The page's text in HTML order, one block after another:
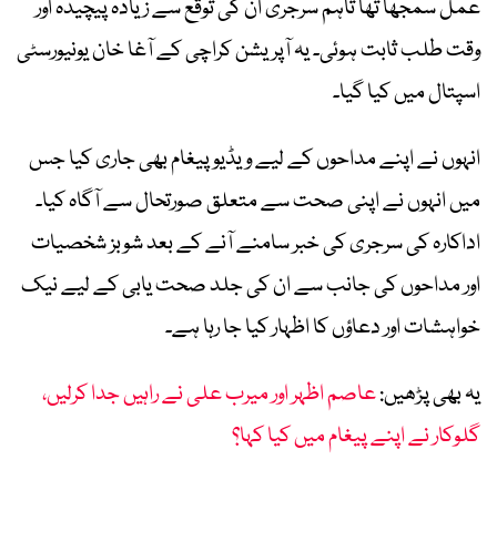
عمل سمجھا تھا تاہم سرجری ان کی توقع سے زیادہ پیچیدہ اور
وقت طلب ثابت ہوئی۔ یہ آپریشن کراچی کے آغا خان یونیورسٹی
اسپتال میں کیا گیا۔
انہوں نے اپنے مداحوں کے لیے ویڈیو پیغام بھی جاری کیا جس
میں انہوں نے اپنی صحت سے متعلق صورتحال سے آگاہ کیا۔
اداکارہ کی سرجری کی خبر سامنے آنے کے بعد شوبز شخصیات
اور مداحوں کی جانب سے ان کی جلد صحت یابی کے لیے نیک
خواہشات اور دعاؤں کا اظہار کیا جا رہا ہے۔
یہ بھی پڑھیں:عاصم اظہر اور میرب علی نے راہیں جدا کرلیں،
گلوکار نے اپنے پیغام میں کیا کہا؟